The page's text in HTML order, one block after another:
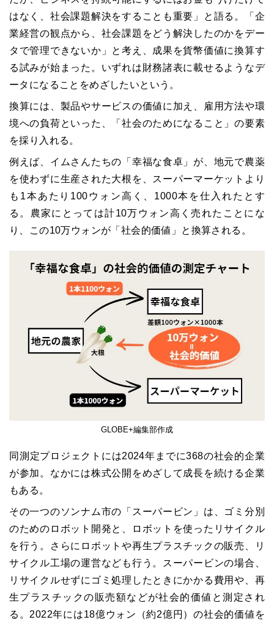
はなく、社会課題解決をすることも重要」と語る。「企
業経営の観点から、社会課題をどう解決したのかをデー
タで管理できないか」と考え、成果を貨幣価値に換算す
る試みが始まった。いずれは財務諸表に載せるようなデ
ータになることをめざしたいという。
換算には、製品やサービスの価値に加え、雇用方法や環
境への負荷といった、「社会のためになること」の要素
を採り入れる。
例えば、イムさんたちの「幸福な食卓」が、地元で農薬
を使わずに生産された大根を、スーパーマーケットより
も1本あたり100ウォン高く、1000本を仕入れたとす
る。農家にとっては計10万ウォン高く売れたことにな
り、この10万ウォンが「社会的価値」と換算される。
GLOBE+編集部作成
同測定プロジェクトには2024年までに368の社会的企業
が参加。なかには株式公開をめざして成長を続ける企業
もある。
その一つのソンナム市の「スーパービン」は、ゴミ分別
のためのロボット開発と、ロボットを使ったリサイクル
を行う。さらにロボットや再生プラスチックの販売、リ
サイクル工場の運営なども行う。スーパービンの場合、
リサイクルせずにゴミ処理したときにかかる費用や、再
生プラスチックの販売額などが社会的価値と測定され
る。2022年には18億ウォン（約2億円）の社会的価値を